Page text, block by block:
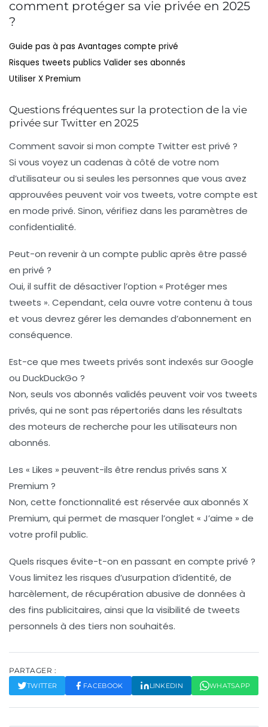
comment protéger sa vie privée en 2025
?
Guide pas à pas Avantages compte privé
Risques tweets publics Valider ses abonnés
Utiliser X Premium
Questions fréquentes sur la protection de la vie
privée sur Twitter en 2025
Comment savoir si mon compte Twitter est privé ?
Si vous voyez un cadenas à côté de votre nom
d’utilisateur ou si seules les personnes que vous avez
approuvées peuvent voir vos tweets, votre compte est
en mode privé. Sinon, vérifiez dans les paramètres de
confidentialité.
Peut-on revenir à un compte public après être passé
en privé ?
Oui, il suffit de désactiver l’option « Protéger mes
tweets ». Cependant, cela ouvre votre contenu à tous
et vous devrez gérer les demandes d’abonnement en
conséquence.
Est-ce que mes tweets privés sont indexés sur Google
ou DuckDuckGo ?
Non, seuls vos abonnés validés peuvent voir vos tweets
privés, qui ne sont pas répertoriés dans les résultats
des moteurs de recherche pour les utilisateurs non
abonnés.
Les « Likes » peuvent-ils être rendus privés sans X
Premium ?
Non, cette fonctionnalité est réservée aux abonnés X
Premium, qui permet de masquer l’onglet « J’aime » de
votre profil public.
Quels risques évite-t-on en passant en compte privé ?
Vous limitez les risques d’usurpation d’identité, de
harcèlement, de récupération abusive de données à
des fins publicitaires, ainsi que la visibilité de tweets
personnels à des tiers non souhaités.
PARTAGER :
TWITTER FACEBOOK LINKEDIN WHATSAPP